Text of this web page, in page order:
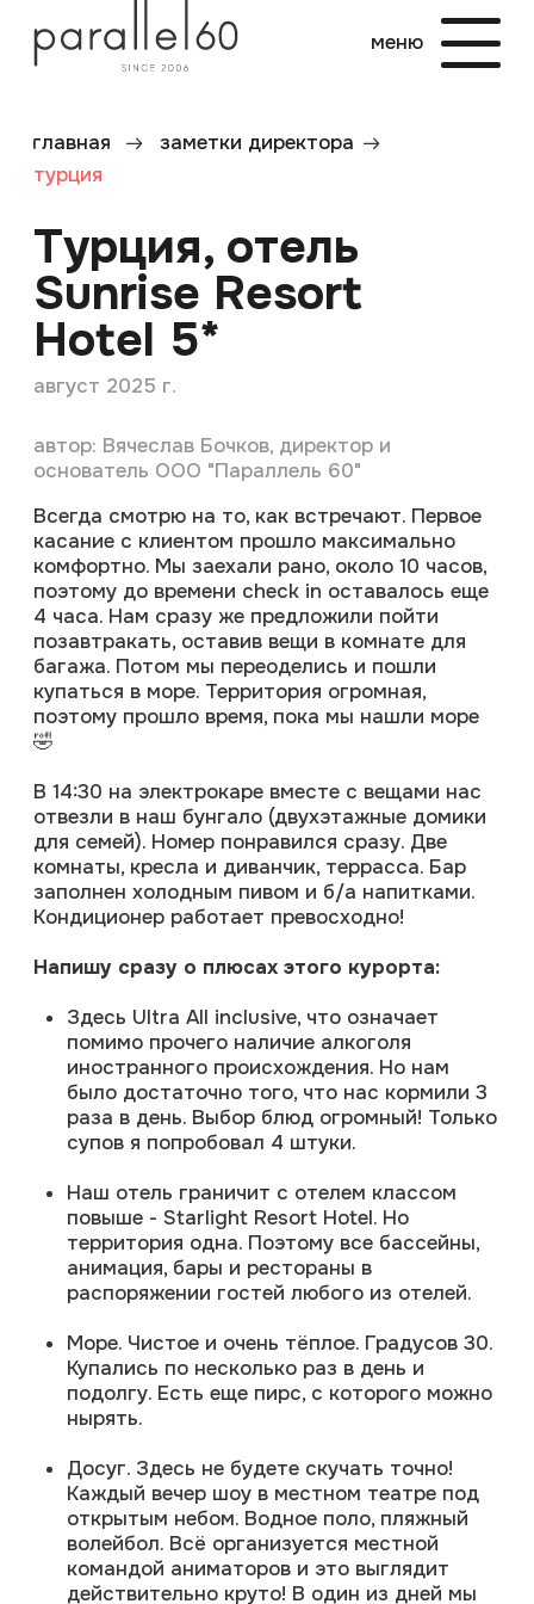
август 2025 г.
Турция, отель
Hotel 5*
касание с клиентом прошло максимально
4 часа. Нам сразу же предложили пойти
позавтракать, оставив вещи в комнате для
багажа. Потом мы переоделись и пошли
поэтому прошло время, пока мы нашли море
В 14:30 на электрокаре вместе с вещами нас
отвезли в наш бунгало (двухэтажные домики
для семей). Номер понравился сразу. Две
комнаты, кресла и диванчик, террасса. Бар
заполнен холодным пивом и б/а напитками.
Кондиционер работает превосходно!
Напишу сразу о плюсах этого курорта:
Здесь Ultra All inclusive, что означает
помимо прочего наличие алкоголя
было достаточно того, что нас кормили 3
раза в день. Выбор блюд огромный! Только
супов я попробовал 4 штуки.
Наш отель граничит с отелем классом
повыше - Starlight Resort Hotel. Но
территория одна. Поэтому все бассейны,
анимация, бары и рестораны в
распоряжении гостей любого из отелей.
Море. Чистое и очень тёплое. Градусов 30.
Купались по несколько раз в день и
нырять.
Досуг. Здесь не будете скучать точно!
Каждый вечер шоу в местном театре под
открытым небом. Водное поло, пляжный
волейбол. Всё организуется местной
командой аниматоров и это выглядит
действительно круто! В один из дней мы
всей семьей играли в большой теннис.
кортов!! И 10 (!) бассейнов.
Все говорят на русском. Мы привыкли
общаться везде на английском, но здесь
русский рулит. И это конечно очень
удобно поколению моих родителей
например (70+)
Безопасность. Можно смело оставлять
телефон, где угодно! Не украдут 100%!
Из минусов:
Sunrise Resort Hotel открылся в 1994,
«подуставший» - интерьеры комнат,
туалет, основное здание. Но персонал
делает все, чтобы людям было комфортно
Показалось слегка шумно вечером. Но
здесь мы должны были понимать, что едем
не просто в отель, а на настоящий курорт.
Так что всё ок
автор: Вячеслав Бочков, директор и
основатель ООО "Параллель 60"